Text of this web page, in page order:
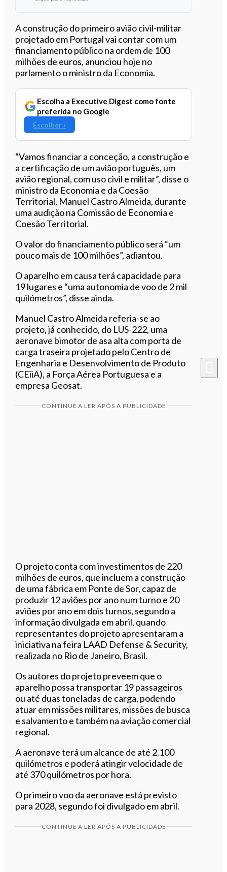
Ouvir este artigo
A construção do primeiro avião civil-militar
projetado em Portugal vai contar com um
financiamento público na ordem de 100
milhões de euros, anunciou hoje no
parlamento o ministro da Economia.
Escolha a Executive Digest como fonte
preferida no Google
Escolher ›
“Vamos financiar a conceção, a construção e
a certificação de um avião português, um
avião regional, com uso civil e militar”, disse o
ministro da Economia e da Coesão
Territorial, Manuel Castro Almeida, durante
uma audição na Comissão de Economia e
Coesão Territorial.
O valor do financiamento público será “um
pouco mais de 100 milhões”, adiantou.
O aparelho em causa terá capacidade para
19 lugares e “uma autonomia de voo de 2 mil
quilómetros”, disse ainda.
Manuel Castro Almeida referia-se ao
projeto, já conhecido, do LUS-222, uma
aeronave bimotor de asa alta com porta de
carga traseira projetado pelo Centro de
Engenharia e Desenvolvimento de Produto
(CEiiA), a Força Aérea Portuguesa e a
empresa Geosat.
CONTINUE A LER APÓS A PUBLICIDADE
O projeto conta com investimentos de 220
milhões de euros, que incluem a construção
de uma fábrica em Ponte de Sor, capaz de
produzir 12 aviões por ano num turno e 20
aviões por ano em dois turnos, segundo a
informação divulgada em abril, quando
representantes do projeto apresentaram a
iniciativa na feira LAAD Defense & Security,
realizada no Rio de Janeiro, Brasil.
Os autores do projeto preveem que o
aparelho possa transportar 19 passageiros
ou até duas toneladas de carga, podendo
atuar em missões militares, missões de busca
e salvamento e também na aviação comercial
regional.
A aeronave terá um alcance de até 2.100
quilómetros e poderá atingir velocidade de
até 370 quilómetros por hora.
O primeiro voo da aeronave está previsto
para 2028, segundo foi divulgado em abril.
CONTINUE A LER APÓS A PUBLICIDADE